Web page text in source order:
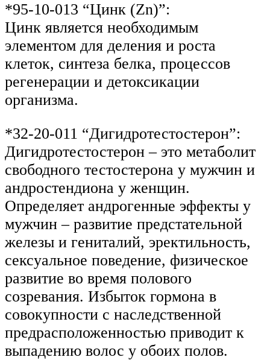
*95-10-013 “Цинк (Zn)”:
Цинк является необходимым
элементом для деления и роста
клеток, синтеза белка, процессов
регенерации и детоксикации
организма.
*32-20-011 “Дигидротестостерон”:
Дигидротестостерон – это метаболит
свободного тестостерона у мужчин и
андростендиона у женщин.
Определяет андрогенные эффекты у
мужчин – развитие предстательной
железы и гениталий, эректильность,
сексуальное поведение, физическое
развитие во время полового
созревания. Избыток гормона в
совокупности с наследственной
предрасположенностью приводит к
выпадению волос у обоих полов.